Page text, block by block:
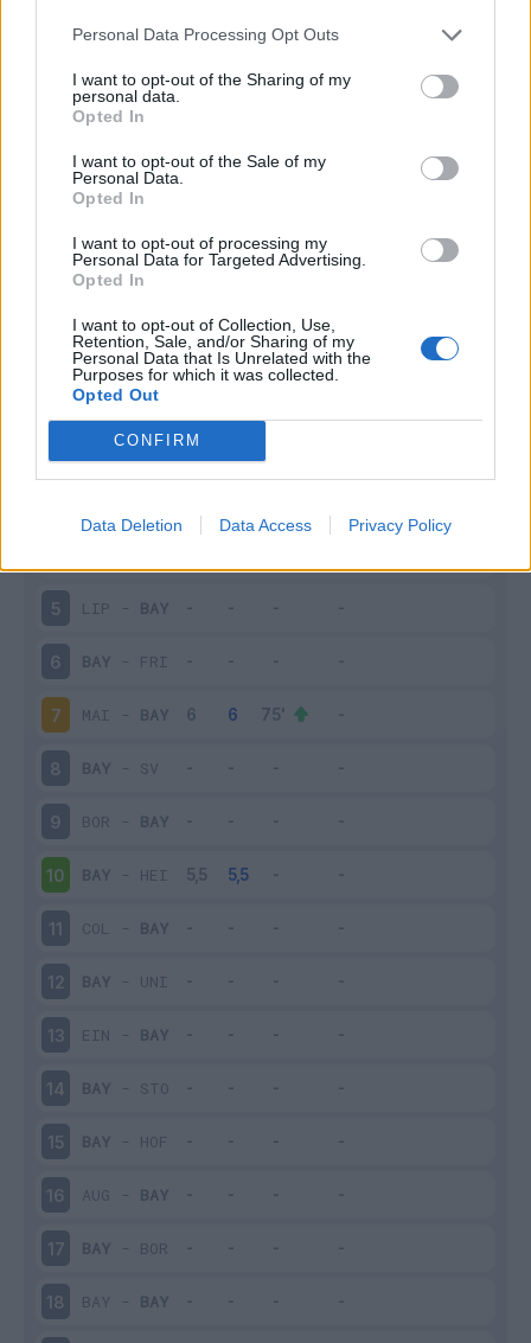
Personal Data Processing Opt Outs
I want to opt-out of the Sharing of my
personal data.
Opted In
I want to opt-out of the Sale of my
Personal Data.
Opted In
I want to opt-out of processing my
Personal Data for Targeted Advertising.
Opted In
I want to opt-out of Collection, Use,
Retention, Sale, and/or Sharing of my
Personal Data that Is Unrelated with the
Purposes for which it was collected.
Opted Out
CONFIRM
Data Deletion Data Access Privacy Policy
Infortunato 0 - 0%
Inutilizzato
Scarica riepilogo
stagionale
Giornata VotoFV Entrato Uscito Bonus/Malus
BAY-AUG
-BAY
5 LIP - BAY
6 BAY - FRI
7 MAI - BAY
8 BAY - SV
9 BOR - BAY
10 BAY - HEI
11 COL - BAY
12 BAY - UNI
13 EIN - BAY
14 BAY - STO
15 BAY - HOF
16 AUG - BAY
17 BAY - BOR
18 BAY - BAY